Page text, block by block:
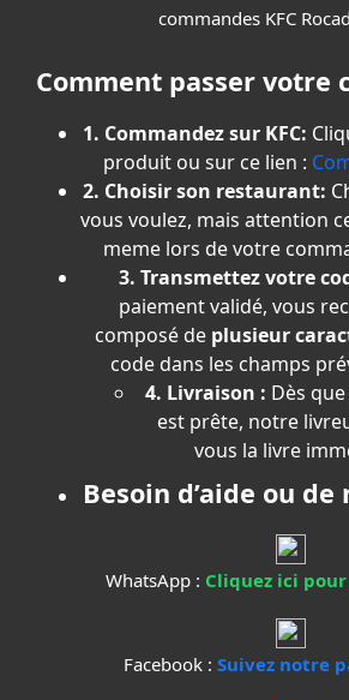
commandes KFC
Comment passer votre
1. Commandez sur KFC:
produit ou sur ce lien :
2. Choisir son restaurant:
vous voulez, mais attention
meme lors de votre
3. Transmettez votre
paiement validé, vous
composé de plusieur
code dans les champs
4. Livraison : Dès
est prête, notre
vous la livre
Besoin d’aide ou de
WhatsApp : Cliquez ici
Facebook : Suivez notre